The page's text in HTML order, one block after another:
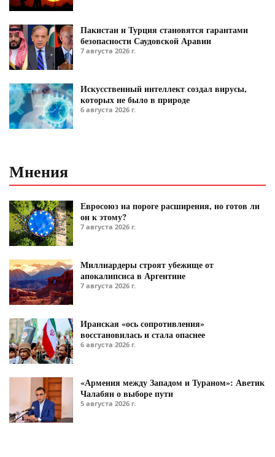
Пакистан и Турция становятся гарантами
безопасности Саудовской Аравии
7 августа 2026 г.
Искусственный интеллект создал вирусы,
которых не было в природе
6 августа 2026 г.
Мнения
Евросоюз на пороге расширения, но готов ли
он к этому?
7 августа 2026 г.
Миллиардеры строят убежище от
апокалипсиса в Аргентине
7 августа 2026 г.
Иранская «ось сопротивления»
восстановилась и стала опаснее
6 августа 2026 г.
«Армения между Западом и Тураном»: Аветик
Чалабян о выборе пути
5 августа 2026 г.